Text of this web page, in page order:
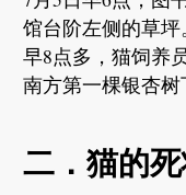
馆台阶左侧的草坪
早8点多，猫饲养
南方第一棵银杏树
二．猫的